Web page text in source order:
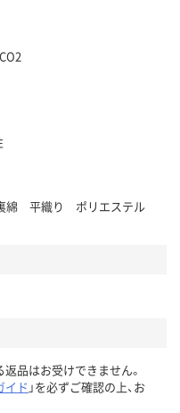
裏綿 平織り ポリエステル
返品はお受けできません。
イド 」を必ずご確認の上、お